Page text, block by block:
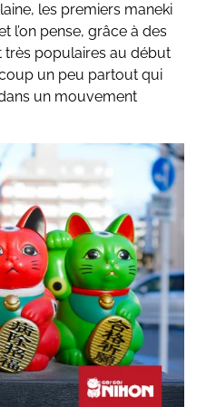
les premiers maneki
l’on pense, grâce à des
très populaires au début
un peu partout qui
un mouvement